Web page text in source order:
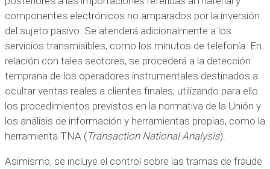
componentes electrónicos no amparados por la inversión
del sujeto pasivo. Se atenderá adicionalmente a los
servicios transmisibles, como los minutos de telefonía. En
relación con tales sectores, se procederá a la detección
temprana de los operadores instrumentales destinados a
ocultar ventas reales a clientes finales, utilizando para ello
los procedimientos previstos en la normativa de la Unión y
los análisis de información y herramientas propias, como la
herramienta TNA (Transaction National Analysis).
Asimismo, se incluye el control sobre las tramas de fraude